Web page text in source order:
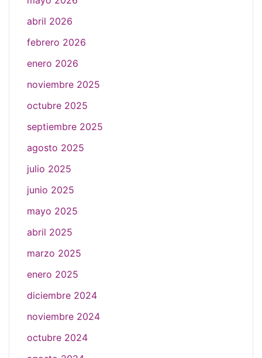
abril 2026
febrero 2026
enero 2026
noviembre 2025
octubre 2025
septiembre 2025
agosto 2025
julio 2025
junio 2025
mayo 2025
abril 2025
marzo 2025
enero 2025
diciembre 2024
noviembre 2024
octubre 2024